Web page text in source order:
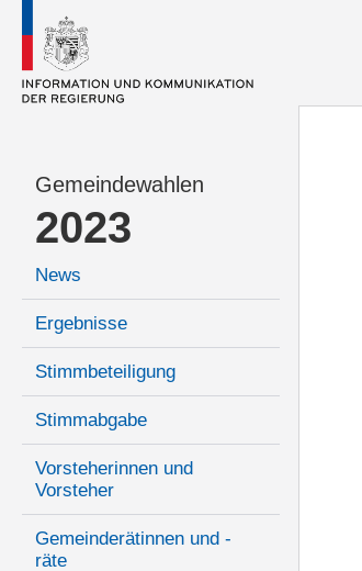
Gemeindewahlen
2023
News
Ergebnisse
Stimmbeteiligung
Stimmabgabe
Vorsteherinnen und
Vorsteher
Gemeinderätinnen und -
räte